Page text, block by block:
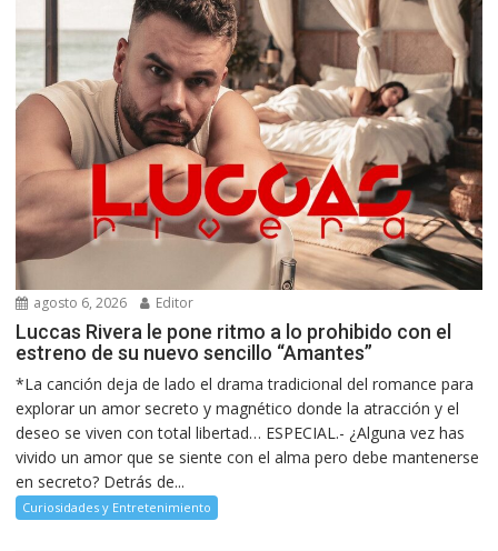
agosto 6, 2026 Editor
Luccas Rivera le pone ritmo a lo prohibido con el
estreno de su nuevo sencillo “Amantes”
*La canción deja de lado el drama tradicional del romance para
explorar un amor secreto y magnético donde la atracción y el
deseo se viven con total libertad… ESPECIAL.- ¿Alguna vez has
vivido un amor que se siente con el alma pero debe mantenerse
en secreto? Detrás de...
Curiosidades y Entretenimiento